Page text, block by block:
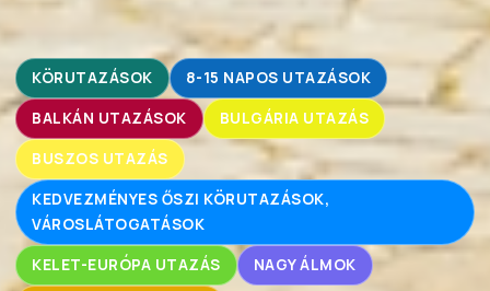
KÖRUTAZÁSOK 8-15 NAPOS UTAZÁSOK
BALKÁN UTAZÁSOK BULGÁRIA UTAZÁS
BUSZOS UTAZÁS
KEDVEZMÉNYES ŐSZI KÖRUTAZÁSOK,
VÁROSLÁTOGATÁSOK
KELET-EURÓPA UTAZÁS NAGY ÁLMOK